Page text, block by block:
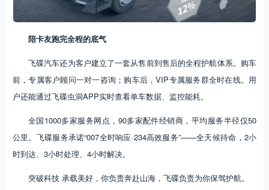
陪卡友跑完全程的底气
飞碟汽车还为客户建立了一套从售前到售后的全程护航体系。购车
前，专属客户顾问一对一咨询；购车后，VIP专属服务群全时在线。用
户还能通过飞碟虫洞APP实时查看单车数据、监控能耗。
全国1000多家服务网点，90多家配件经销商，平均服务半径仅50
公里。飞碟服务承诺“007全时响应·234高效服务”——全天候待命，2小
时到达、3小时处理、4小时解决。
突破科技 承载美好，你负责奔赴山海，飞碟负责为你保驾护航。